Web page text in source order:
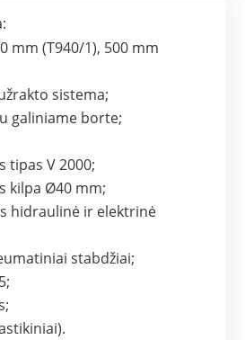
mm (T940/1), 500 mm
sistema;
galiniame borte;
tipas V 2000;
kilpa Ø40 mm;
hidraulinė ir elektrinė
stabdžiai;